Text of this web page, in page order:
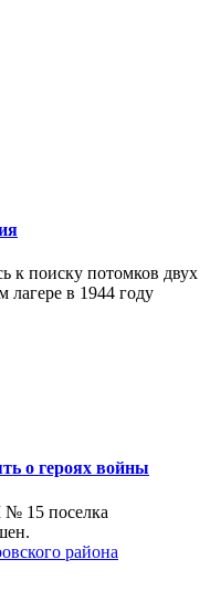
к поиску потомков двух
лагере в 1944 году
о героях войны
15 поселка
района